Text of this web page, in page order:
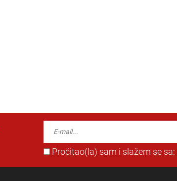
Pročitao(la) sam i slažem se sa: